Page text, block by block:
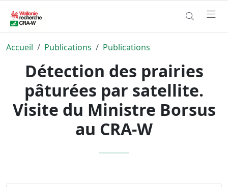
Accueil Publications Publications
Détection des prairies
pâturées par satellite.
Visite du Ministre Borsus
au CRA-W